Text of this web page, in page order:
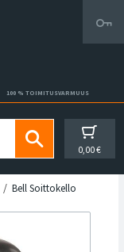
100 % TOIMITUSVARMUUS
0,00 €
Bell Soittokello